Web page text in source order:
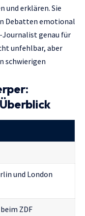
und erklären. Sie
Debatten emotional
genau für
unfehlbar, aber
schwierigen
und London
ZDF